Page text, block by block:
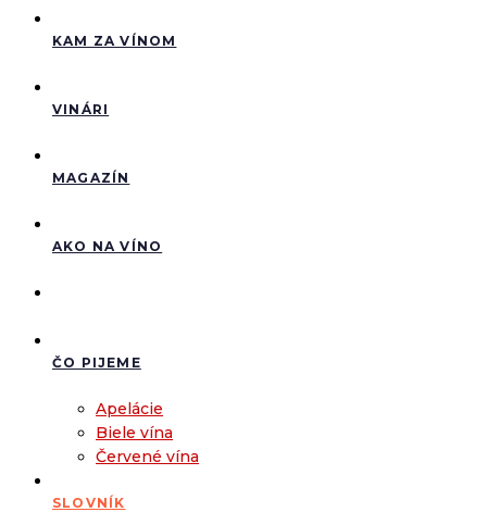
KAM ZA VÍNOM
VINÁRI
MAGAZÍN
AKO NA VÍNO
ČO PIJEME
Apelácie
Biele vína
Červené vína
SLOVNÍK